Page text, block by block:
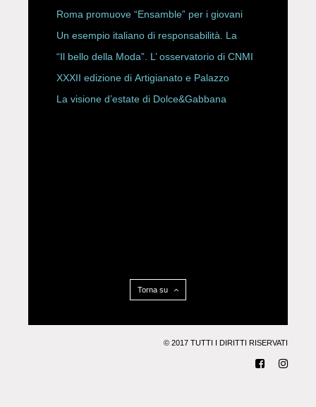
Storici
Roma promuove “Ensamble” per i giovani
Un esempio italiano di responsabilità. La
Rete Slow Fiber
“Il bello della Moda”. L’ osservatorio di CNMI
XXXII edizione di Artigianato e Palazzo
La visione d’estate di Dolce&Gabbana
Torna su
© 2017 TUTTI I DIRITTI RISERVATI